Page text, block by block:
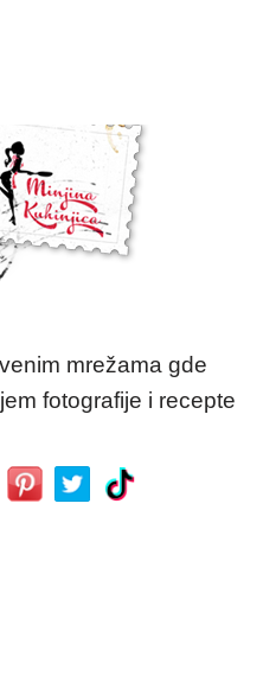
mrežama gde
fotografije i recepte